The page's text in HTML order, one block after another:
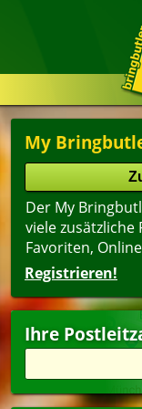
My
Der My
viele zusätzliche
Favoriten,
Registrieren!
Ihre